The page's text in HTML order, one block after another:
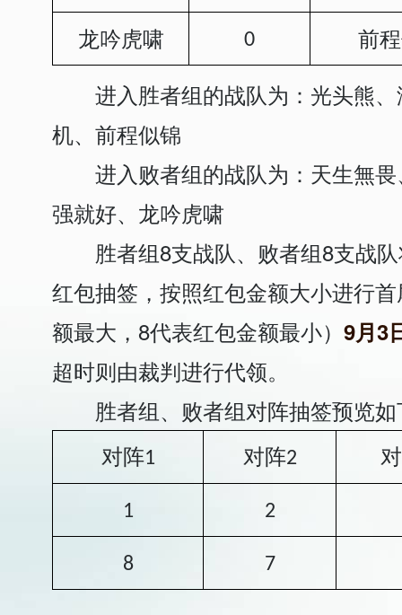
龙吟虎啸 0 前
进入胜者组的战队为：光头熊
机、前程似锦
进入败者组的战队为：天生無
强就好、龙吟虎啸
胜者组8支战队、败者组8支战
红包抽签，按照红包金额大小进行
额最大，8代表红包金额最小） 9月3
超时则由裁判进行代领。
胜者组、败者组对阵抽签预览
对阵1 对阵2
1 2
8 7